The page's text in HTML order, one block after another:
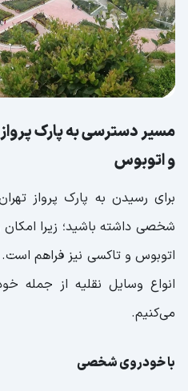
مسیر دسترسی به پارک
و اتوبوس
برای رسیدن به پارک پرواز
شخصی داشته باشید؛ زیرا امکان
اتوبوس و تاکسی نیز فراهم
انواع وسایل نقلیه از
می‌کنیم.
با خودروی شخصی